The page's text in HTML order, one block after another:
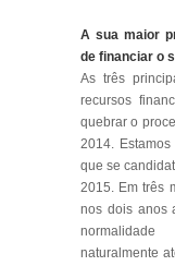
A sua maior
de financiar o
As três
recursos
quebrar o
2014.
que se
2015. Em três
nos dois anos
naturalmente